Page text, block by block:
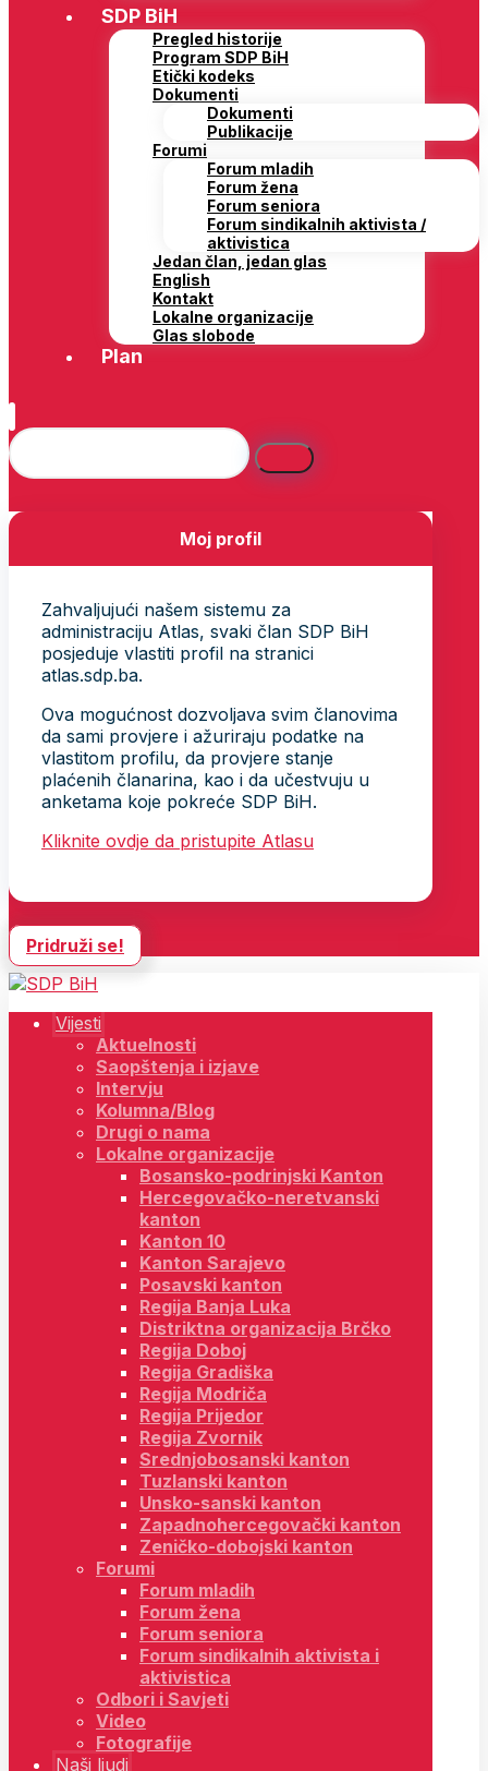
SDP BiH
Pregled historije
Program SDP BiH
Etički kodeks
Dokumenti
Dokumenti
Publikacije
Forumi
Forum mladih
Forum žena
Forum seniora
Forum sindikalnih aktivista /
aktivistica
Jedan član, jedan glas
English
Kontakt
Lokalne organizacije
Glas slobode
Plan
Moj profil
Zahvaljujući našem sistemu za
administraciju Atlas, svaki član SDP BiH
posjeduje vlastiti profil na stranici
atlas.sdp.ba.
Ova mogućnost dozvoljava svim članovima
da sami provjere i ažuriraju podatke na
vlastitom profilu, da provjere stanje
plaćenih članarina, kao i da učestvuju u
anketama koje pokreće SDP BiH.
Kliknite ovdje da pristupite Atlasu
Pridruži se!
Vijesti
Aktuelnosti
Saopštenja i izjave
Intervju
Kolumna/Blog
Drugi o nama
Lokalne organizacije
Bosansko-podrinjski Kanton
Hercegovačko-neretvanski
kanton
Kanton 10
Kanton Sarajevo
Posavski kanton
Regija Banja Luka
Distriktna organizacija Brčko
Regija Doboj
Regija Gradiška
Regija Modriča
Regija Prijedor
Regija Zvornik
Srednjobosanski kanton
Tuzlanski kanton
Unsko-sanski kanton
Zapadnohercegovački kanton
Zeničko-dobojski kanton
Forumi
Forum mladih
Forum žena
Forum seniora
Forum sindikalnih aktivista i
aktivistica
Odbori i Savjeti
Video
Fotografije
Naši ljudi